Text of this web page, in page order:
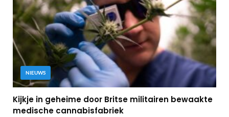
NIEUWS
Kijkje in geheime door Britse militairen bewaakte
medische cannabisfabriek